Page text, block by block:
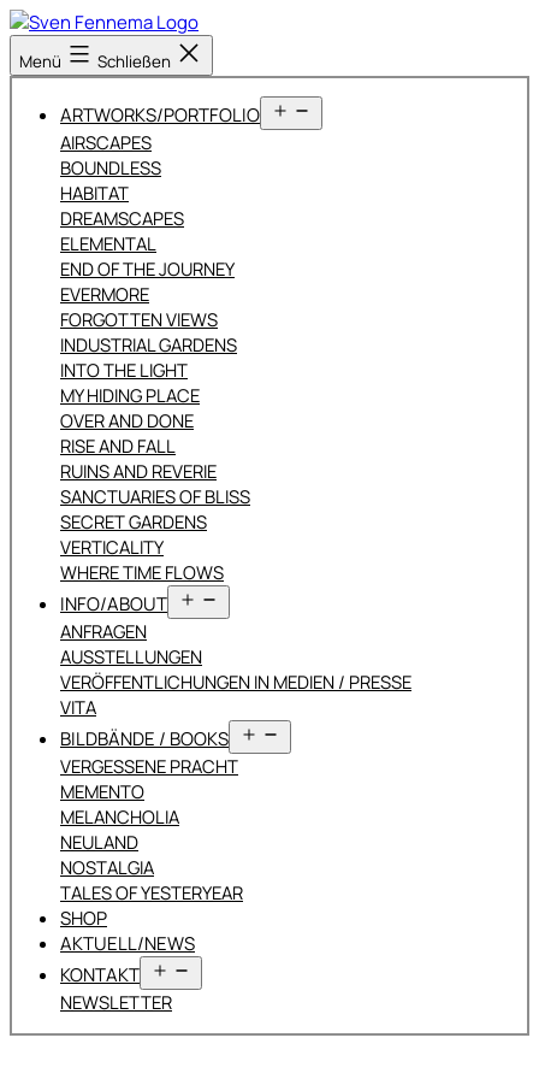
Zum
Inhalt
springen
Sven
Fennema
Menü Schließen
ARTWORKS/PORTFOLIO
öffnen
AIRSCAPES
BOUNDLESS
HABITAT
DREAMSCAPES
ELEMENTAL
END OF THE JOURNEY
EVERMORE
FORGOTTEN VIEWS
INDUSTRIAL GARDENS
INTO THE LIGHT
MY HIDING PLACE
OVER AND DONE
RISE AND FALL
RUINS AND REVERIE
SANCTUARIES OF BLISS
SECRET GARDENS
VERTICALITY
WHERE TIME FLOWS
INFO/ABOUT
öffnen
ANFRAGEN
AUSSTELLUNGEN
VERÖFFENTLICHUNGEN IN MEDIEN / PRESSE
VITA
BILDBÄNDE / BOOKS
öffnen
VERGESSENE PRACHT
MEMENTO
MELANCHOLIA
NEULAND
NOSTALGIA
TALES OF YESTERYEAR
SHOP
AKTUELL/NEWS
KONTAKT
öffnen
NEWSLETTER